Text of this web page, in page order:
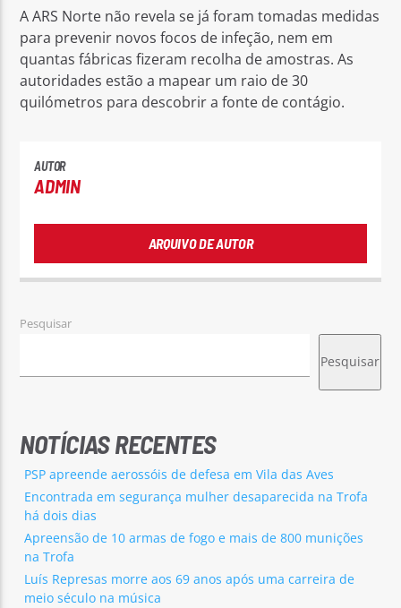
A ARS Norte não revela se já foram tomadas medidas
para prevenir novos focos de infeção, nem em
quantas fábricas fizeram recolha de amostras. As
autoridades estão a mapear um raio de 30
quilómetros para descobrir a fonte de contágio.
AUTOR
ADMIN
ARQUIVO DE AUTOR
Pesquisar
Pesquisar
NOTÍCIAS RECENTES
PSP apreende aerossóis de defesa em Vila das Aves
Encontrada em segurança mulher desaparecida na Trofa
há dois dias
Apreensão de 10 armas de fogo e mais de 800 munições
na Trofa
Luís Represas morre aos 69 anos após uma carreira de
meio século na música